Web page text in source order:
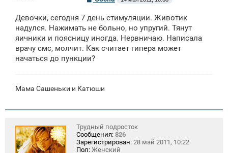
о
б
щ
н
и
е
Девочки, сегодня 7 день стимуляции. Животик
надулся. Нажимать не больно, но упругий. Тянут
яичники и поясницу иногда. Нервничаю. Написала
врачу смс, молчит. Как считает гипера может
начаться до пункции?
Мама Сашеньки и Катюши
Трудный подросток
Сообщения: 826
Зарегистрирован: 28 май 2011, 10:22
Пол: Женский